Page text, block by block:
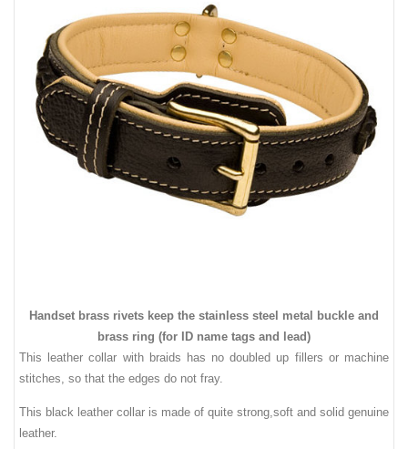
Handset brass rivets keep the stainless steel metal buckle and
brass ring (for ID name tags and lead)
This leather collar with braids has no doubled up fillers or machine
stitches, so that the edges do not fray.
This black leather collar is made of quite strong,soft and solid genuine
leather.